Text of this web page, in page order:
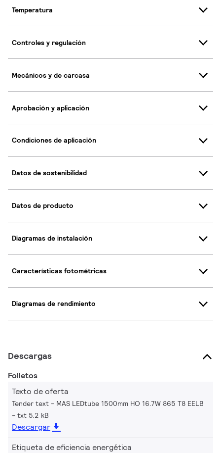
Temperatura
Controles y regulación
Mecánicos y de carcasa
Aprobación y aplicación
Condiciones de aplicación
Datos de sostenibilidad
Datos de producto
Diagramas de instalación
Características fotométricas
Diagramas de rendimiento
Descargas
Folletos
Texto de oferta
Tender text - MAS LEDtube 1500mm HO 16.7W 865 T8 EELB
txt 5.2 kB
Descargar
Etiqueta de eficiencia energética